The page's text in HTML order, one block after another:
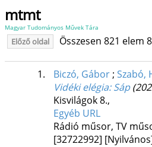
mtmt
Magyar Tudományos Művek Tára
Előző oldal Összesen 821 elem
1. Biczó, Gábor; Szabó,
Vidéki elégia: Sáp
Kisvilágok 8.,
Egyéb URL
Rádió műsor, TV
[32722992]